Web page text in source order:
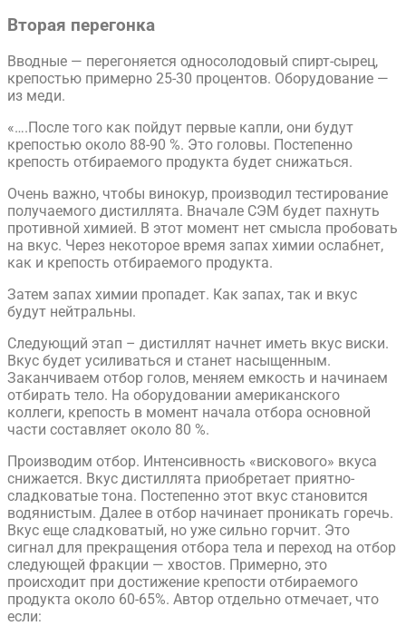
Вторая перегонка
Вводные — перегоняется односолодовый спирт-сырец,
крепостью примерно 25-30 процентов. Оборудование —
из меди.
«….После того как пойдут первые капли, они будут
крепостью около 88-90 %. Это головы. Постепенно
крепость отбираемого продукта будет снижаться.
Очень важно, чтобы винокур, производил тестирование
получаемого дистиллята. Вначале СЭМ будет пахнуть
противной химией. В этот момент нет смысла пробовать
на вкус. Через некоторое время запах химии ослабнет,
как и крепость отбираемого продукта.
Затем запах химии пропадет. Как запах, так и вкус
будут нейтральны.
Следующий этап – дистиллят начнет иметь вкус виски.
Вкус будет усиливаться и станет насыщенным.
Заканчиваем отбор голов, меняем емкость и начинаем
отбирать тело. На оборудовании американского
коллеги, крепость в момент начала отбора основной
части составляет около 80 %.
Производим отбор. Интенсивность «вискового» вкуса
снижается. Вкус дистиллята приобретает приятно-
сладковатые тона. Постепенно этот вкус становится
водянистым. Далее в отбор начинает проникать горечь.
Вкус еще сладковатый, но уже сильно горчит. Это
сигнал для прекращения отбора тела и переход на отбор
следующей фракции — хвостов. Примерно, это
происходит при достижение крепости отбираемого
продукта около 60-65%. Автор отдельно отмечает, что
если: